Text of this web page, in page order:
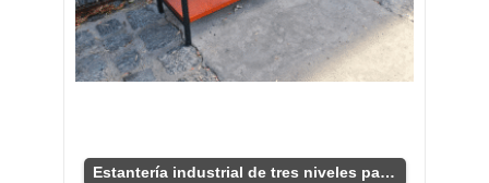
Estantería industrial de tres niveles para hogar